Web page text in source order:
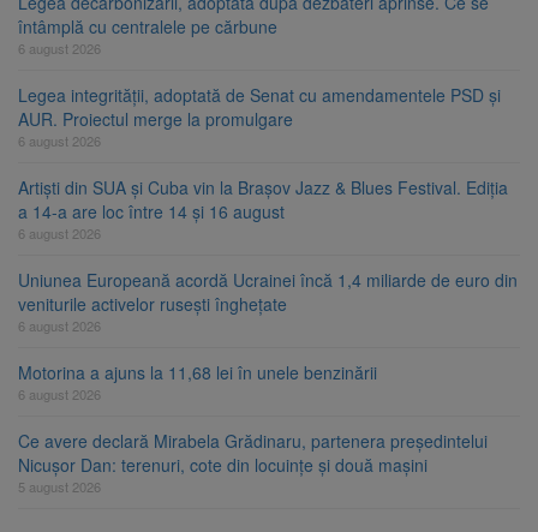
întâmplă cu centralele pe cărbune
6 august 2026
Legea integrității, adoptată de Senat cu amendamentele PSD și
AUR. Proiectul merge la promulgare
6 august 2026
Artiști din SUA și Cuba vin la Brașov Jazz & Blues Festival. Ediția
a 14-a are loc între 14 și 16 august
6 august 2026
Uniunea Europeană acordă Ucrainei încă 1,4 miliarde de euro din
veniturile activelor rusești înghețate
6 august 2026
Motorina a ajuns la 11,68 lei în unele benzinării
6 august 2026
Ce avere declară Mirabela Grădinaru, partenera președintelui
Nicușor Dan: terenuri, cote din locuințe și două mașini
5 august 2026